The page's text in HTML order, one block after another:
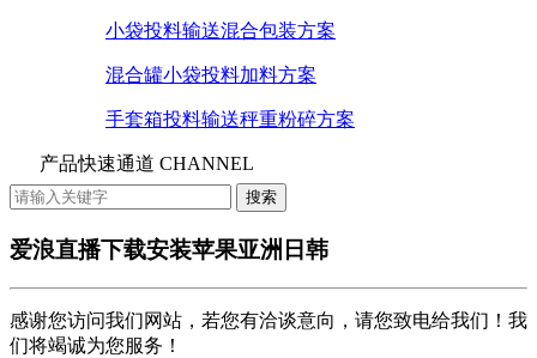
小袋投料输送混合包装方案
混合罐小袋投料加料方案
手套箱投料输送秤重粉碎方案
产品快速通道 CHANNEL
爱浪直播下载安装苹果亚洲日韩
感谢您访问我们网站，若您有洽谈意向，请您致电给我们！我
们将竭诚为您服务！